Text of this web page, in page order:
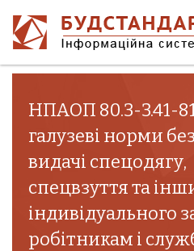
НПАОП 80.3-3.41-
галузеві норми
видачі спецодягу,
спецвзуття та
індивідуального
робітникам і